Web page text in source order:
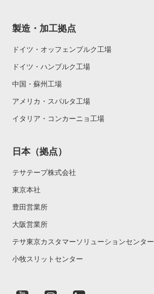
製造・加工拠点
ドイツ・オッフェンブルク工場
ドイツ・ハンブルク工場
中国・蘇州工場
アメリカ・スパルタ工場
イタリア・コンカーニョ工場
日本（拠点）
テサテープ株式会社
東京本社
豊田営業所
大阪営業所
テサ東京カスタマーソリューションセンター
小牧スリットセンター